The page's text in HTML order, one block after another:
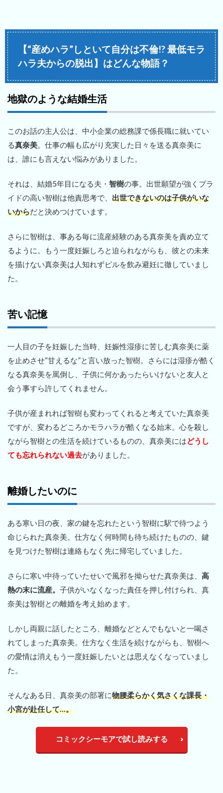
【“産めハラ”しといて自分は不倫!? 最低モラ
ハラ夫からの脱出】はどんな物語？
地獄のような結婚生活
このお話の主人公は、中小企業の総務課で係長職に就いてい
る真奈美。仕事の幅も広がり充実した日々を送る真奈美に
は、誰にも言えない悩みがありました。
それは、結婚5年目になる夫・ 智樹の事。出世願望が強くプラ
イドの高い智樹は他責思考で、 出世できないのは子供がいな
いからだと決めつけています。
さらに智樹は、事ある毎に流産経験のある真奈美を責め立て
るように。もう一度妊娠しろと迫られながらも、彼との未来
を描けない真奈美は人知れずピルを飲み避妊に徹していまし
た。
苦い記憶
一人目の子を妊娠した当時、妊娠性湿疹に苦しむ真奈美に薬
を止めさせ“甘えるな”と言い放った智樹。さらには湿疹が酷く
なる真奈美を罵倒し、子供に何かあったらいけないと友人と
会う事すら許してくれません。
子供が産まれれば智樹も変わってくれると考えていた真奈美
ですが、変わるどころかモラハラが酷くなる始末。心を殺し
ながら智樹との生活を続けているものの、真奈美にはどうし
ても忘れられない過去がありました。
離婚したいのに
ある寒い日の夜、家の鍵を忘れたという智樹に駅で待つよう
命じられた真奈美。仕方なく何時間も待ち続けたものの、鍵
を見つけた智樹は連絡もなく先に帰宅していました。
さらに寒い中待っていたせいで風邪を拗らせた真奈美は、 高
熱の末に流産。 子供がいなくなった責任を押し付けられ、真
奈美は智樹との離婚を考え始めます。
しかし両親に話したところ、離婚などとんでもないと一喝さ
れてしまった真奈美。仕方なく生活を続けながらも、智樹へ
の愛情は消えもう一度妊娠したいとは思えなくなっていまし
た。
そんなある日、真奈美の部署に物腰柔らかく気さくな課長・
小宮が赴任して…。
コミックシーモアで試し読みする